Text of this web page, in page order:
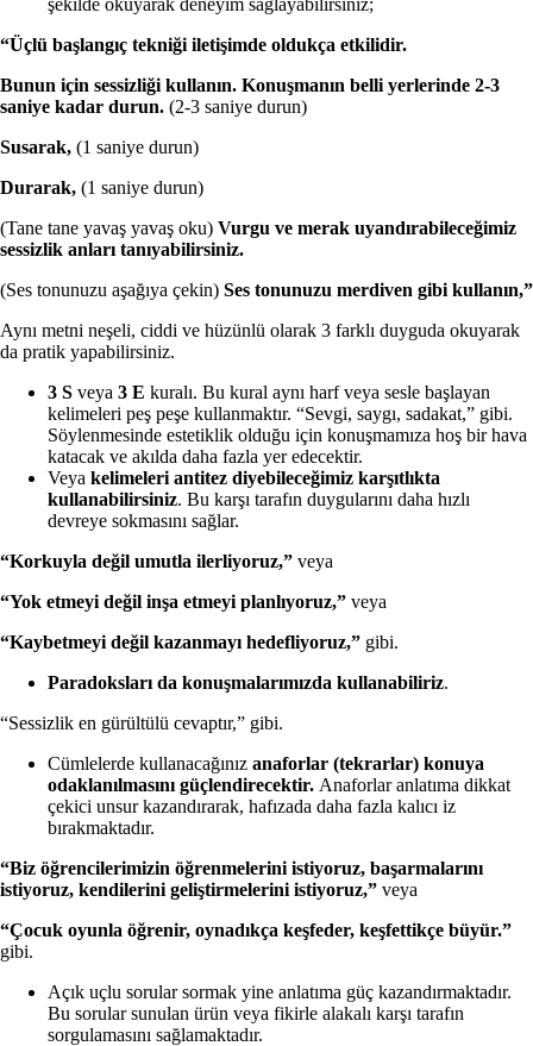
şekilde okuyarak deneyim sağlayabilirsiniz;
“Üçlü başlangıç tekniği iletişimde oldukça etkilidir.
Bunun için sessizliği kullanın. Konuşmanın belli yerlerinde 2-3
saniye kadar durun. (2-3 saniye durun)
Susarak, (1 saniye durun)
Durarak, (1 saniye durun)
(Tane tane yavaş yavaş oku) Vurgu ve merak uyandırabileceğimiz
sessizlik anları tanıyabilirsiniz.
(Ses tonunuzu aşağıya çekin) Ses tonunuzu merdiven gibi kullanın,”
Aynı metni neşeli, ciddi ve hüzünlü olarak 3 farklı duyguda okuyarak
da pratik yapabilirsiniz.
3 S veya 3 E kuralı. Bu kural aynı harf veya sesle başlayan
kelimeleri peş peşe kullanmaktır. “Sevgi, saygı, sadakat,” gibi.
Söylenmesinde estetiklik olduğu için konuşmamıza hoş bir hava
katacak ve akılda daha fazla yer edecektir.
Veya kelimeleri antitez diyebileceğimiz karşıtlıkta
kullanabilirsiniz. Bu karşı tarafın duygularını daha hızlı
devreye sokmasını sağlar.
“Korkuyla değil umutla ilerliyoruz,” veya
“Yok etmeyi değil inşa etmeyi planlıyoruz,” veya
“Kaybetmeyi değil kazanmayı hedefliyoruz,” gibi.
Paradoksları da konuşmalarımızda kullanabiliriz.
“Sessizlik en gürültülü cevaptır,” gibi.
Cümlelerde kullanacağınız anaforlar (tekrarlar) konuya
odaklanılmasını güçlendirecektir. Anaforlar anlatıma dikkat
çekici unsur kazandırarak, hafızada daha fazla kalıcı iz
bırakmaktadır.
“Biz öğrencilerimizin öğrenmelerini istiyoruz, başarmalarını
istiyoruz, kendilerini geliştirmelerini istiyoruz,” veya
“Çocuk oyunla öğrenir, oynadıkça keşfeder, keşfettikçe büyür.”
gibi.
Açık uçlu sorular sormak yine anlatıma güç kazandırmaktadır.
Bu sorular sunulan ürün veya fikirle alakalı karşı tarafın
sorgulamasını sağlamaktadır.